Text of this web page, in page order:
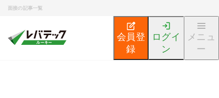
面接の記事一覧
会員登
録
ログイ
ン
メニュ
ー
エンジニア就活ノウハウ記事